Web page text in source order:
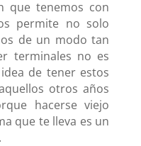
que tenemos con
permite no solo
de un modo tan
terminales no es
de tener estos
otros años
hacerse viejo
que te lleva es un